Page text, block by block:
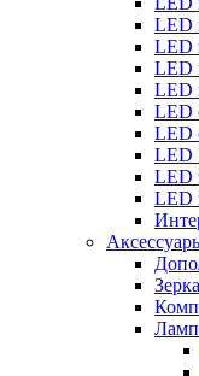
LED
LED
LED
LED
LED
LED
LED
LED
LED